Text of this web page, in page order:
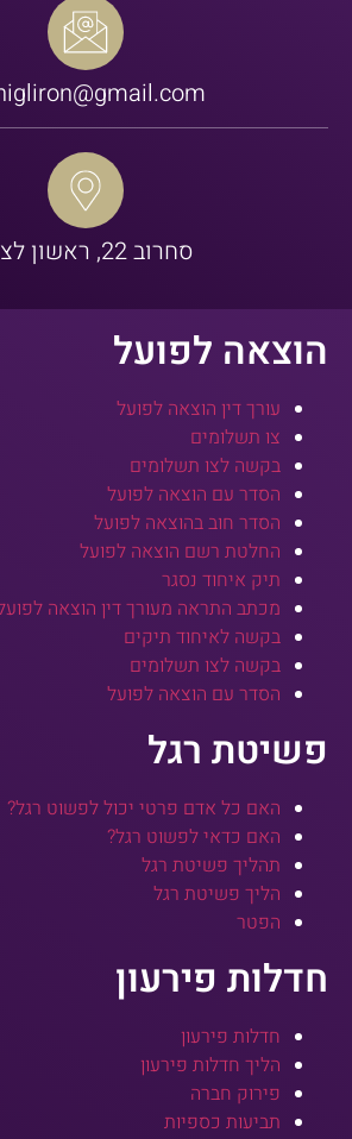
סחרוב 22, ראשון לציון
הוצאה לפועל
עורך דין הוצאה לפועל
צו תשלומים
בקשה לצו תשלומים
הסדר עם הוצאה לפועל
הסדר חוב בהוצאה לפועל
החלטת רשם הוצאה לפועל
תיק איחוד נסגר
מכתב התראה מעורך דין הוצאה
בקשה לאיחוד תיקים
בקשה לצו תשלומים
הסדר עם הוצאה לפועל
פשיטת רגל
האם כל אדם פרטי יכול לפשוט רגל?
האם כדאי לפשוט רגל?
תהליך פשיטת רגל
הליך פשיטת רגל
הפטר
חדלות פירעון
חדלות פירעון
הליך חדלות פירעון
פירוק חברה
תביעות כספיות